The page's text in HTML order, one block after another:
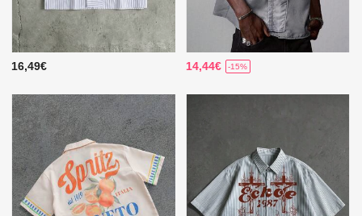
16,49€ 14,44€ -15%